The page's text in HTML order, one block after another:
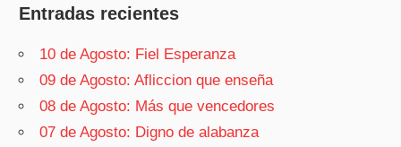
Entradas recientes
10 de Agosto: Fiel Esperanza
09 de Agosto: Afliccion que enseña
08 de Agosto: Más que vencedores
07 de Agosto: Digno de alabanza